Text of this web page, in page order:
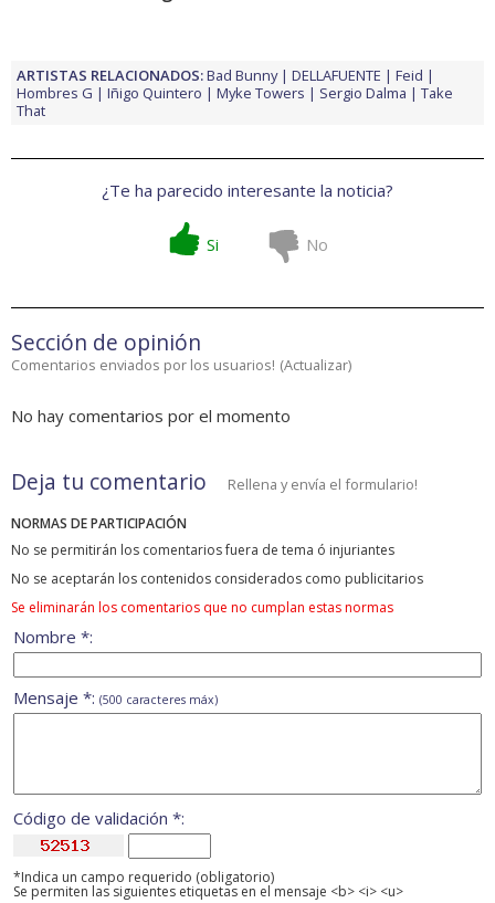
ARTISTAS RELACIONADOS:Bad Bunny DELLAFUENTE
Feid
Hombres G
Iñigo Quintero Myke Towers Sergio Dalma
Take
That
¿Te ha parecido interesante la noticia?
Si No
Sección de opinión
Comentarios enviados por los usuarios! (Actualizar)
No hay comentarios por el momento
Deja tu comentario Rellena y envía el formulario!
NORMAS DE PARTICIPACIÓN
No se permitirán los comentarios fuera de tema ó injuriantes
No se aceptarán los contenidos considerados como publicitarios
Se eliminarán los comentarios que no cumplan estas normas
Nombre *:
Mensaje *: (500 caracteres máx)
Código de validación *:
*Indica un campo requerido (obligatorio)
Se permiten las siguientes etiquetas en el mensaje <b> <i> <u>